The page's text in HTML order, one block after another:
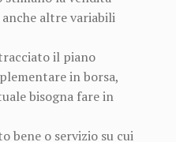
altre variabili
il piano
in borsa,
bisogna fare in
bene o servizio su cui